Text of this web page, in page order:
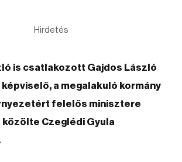
Hirdetés
is csatlakozott Gajdos László
a megalakuló kormány
felelős minisztere
Czeglédi Gyula